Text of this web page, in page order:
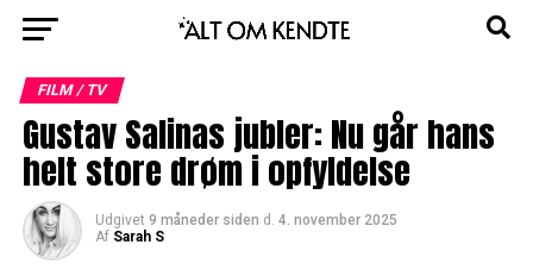
FILM / TV
Gustav Salinas jubler: Nu går hans
helt store drøm i opfyldelse
Udgivet 9 måneder siden d. 4. november 2025
Af Sarah S